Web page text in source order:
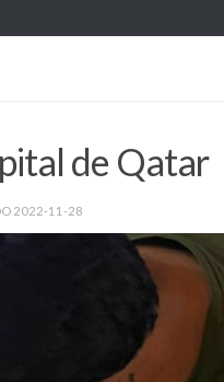
de Qatar
2022-11-28